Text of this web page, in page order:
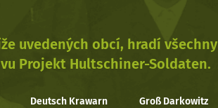
uvedených obcí, hradí všechny
Projekt Hultschiner-Soldaten.
Deutsch Krawarn Groß Darkowitz